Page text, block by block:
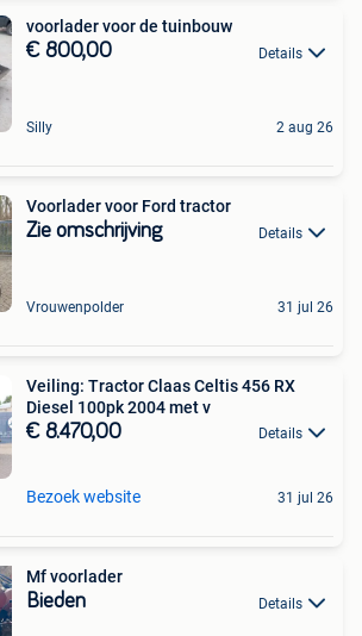
voorlader voor de tuinbouw
€ 800,00 Details
Silly 2 aug 26
Voorlader voor Ford tractor
Zie omschrijving Details
Vrouwenpolder 31 jul 26
Veiling: Tractor Claas Celtis 456 RX
Diesel 100pk 2004 met v
€ 8.470,00 Details
Bezoek website 31 jul 26
Mf voorlader
Bieden Details